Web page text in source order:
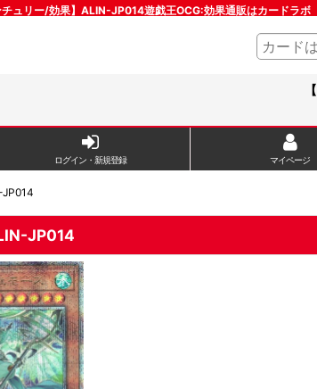
ュリー/効果】ALIN-JP014遊戯王OCG:効果通販はカードラボ
【
ログイン・新規登録 マイページ
JP014